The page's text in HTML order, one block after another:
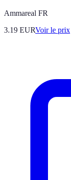
Ammareal FR
3.19 EURVoir le prix